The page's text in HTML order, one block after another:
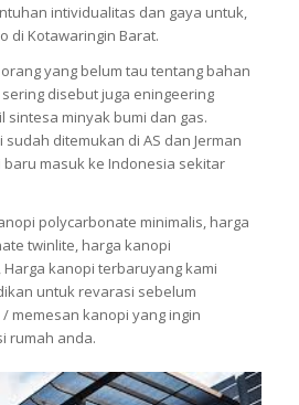
intividualitas dan gaya untuk,
di Kotawaringin Barat.
yang belum tau tentang bahan
disebut juga eningeering
sintesa minyak bumi dan gas.
ditemukan di AS dan Jerman
baru masuk ke Indonesia sekitar
polycarbonate minimalis, harga
twinlite, harga kanopi
kanopi terbaruyang kami
untuk revarasi sebelum
memesan kanopi yang ingin
rumah anda.